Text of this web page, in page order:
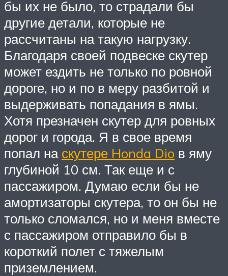
бы их не было, то страдали бы
другие детали, которые не
рассчитаны на такую нагрузку.
Благодаря своей подвеске скутер
может ездить не только по ровной
дороге, но и по в меру разбитой и
выдерживать попадания в ямы.
Хотя презначен скутер для ровных
дорог и города. Я в свое время
попал на скутере Honda Dio в яму
глубиной 10 см. Так еще и с
пассажиром. Думаю если бы не
амортизаторы скутера, то он бы не
только сломался, но и меня вместе
с пассажиром отправило бы в
короткий полет с тяжелым
приземлением.